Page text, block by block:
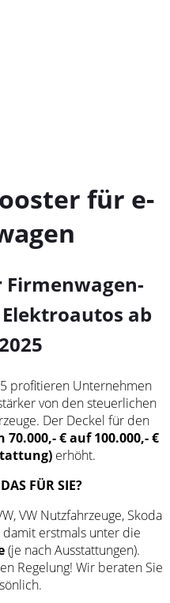
für e-
Firmenwagen-
ab
profitieren Unternehmen
von den steuerlichen
Der Deckel für den
70.000,- € auf 100.000,- €
erhöht.
FÜR SIE?
VW Nutzfahrzeuge, Skoda
erstmals unter die
(je nach Ausstattungen).
Regelung! Wir beraten Sie